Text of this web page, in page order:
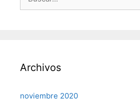
Archivos
noviembre 2020